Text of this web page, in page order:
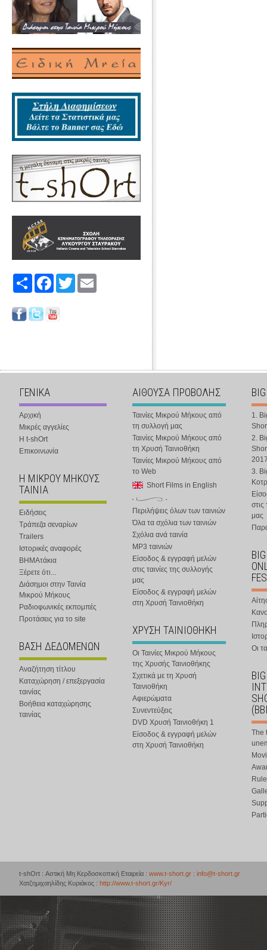
Share FacebookTwitter
ΓΕΝΙΚΑ
Αρχική
Μικρές αγγελίες
Η t-shOrt
Επικοινωνία
Η ΜΙΚΡΟΥ ΜΗΚΟΥΣ
ΤΑΙΝΙΑ
Ειδήσεις
Τράπεζα σεναρίων
Trailers
Ιστορικές αναφορές
ΒΗΜΑτάκια
Ξέρετε ότι...
Διάσημοι στην Ταινία
Μικρού Μήκους
Ραδιοφωνικές εκπομπές
Προτάσεις για το site
ΒΑΣΗ ΔΕΔΟΜΕΝΩΝ
Αναζήτηση τίτλου
Καταχώρηση / επεξεργασία
ταινίας
Βοήθεια καταχώρησης
ταινίας
ΑΙΘΟΥΣΑ ΠΡΟΒΟΛΗΣ
Ταινίες Μικρού Μήκους από
τη συλλογή μας
Ταινίες Μικρού Μήκους από
τη Χρυσή Ταινιοθήκη
Ταινίες Μικρού Μήκους από
το Web
Short Films in English
Περιλήψεις όλων των ταινιών
Όλα τα σχόλια των ταινιών
Σχόλια ανά ταινία
MP3 ταινιών
Είσοδος & εγγραφή μελών
στις ταινίες της συλλογής
μας
Είσοδος & εγγραφή μελών
στη Χρυσή Ταινιοθήκη
ΧΡΥΣΗ ΤΑΙΝΙΟΘΗΚΗ
Οι Ταινίες Μικρού Μήκους
της Χρυσής Ταινιοθήκης
Σχετικά με τη Χρυσή
Ταινιοθήκη
Αφιερώματα
Συνεντεύξεις
DVD Χρυσή Ταινιοθήκη 1
Είσοδος & εγγραφή μελών
στη Χρυσή Ταινιοθήκη
1.
2.
3.
στις
μας
Οι
The
t-shOrt : Αστική Μη Κερδοσκοπική Εταιρεία : www.t-short.gr : info@t-short.gr
Χατζημιχαηλίδης Κυριάκος : http://www.t-short.gr/Kyr/